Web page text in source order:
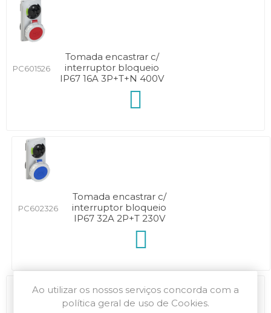
PC601526
Tomada encastrar c/
interruptor bloqueio
IP67 16A 3P+T+N 400V
PC602326
Tomada encastrar c/
interruptor bloqueio
IP67 32A 2P+T 230V
Ao utilizar os nossos serviços concorda com a
política geral de uso de Cookies.